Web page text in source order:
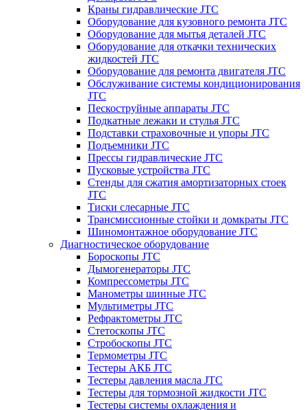
Краны гидравлические JTC
Оборудование для кузовного ремонта JTC
Оборудование для мытья деталей JTC
Оборудование для откачки технических
жидкостей JTC
Оборудование для ремонта двигателя JTC
Обслуживание системы кондиционирования
JTC
Пескоструйные аппараты JTC
Подкатные лежаки и стулья JTC
Подставки страховочные и упоры JTC
Подъемники JTC
Прессы гидравлические JTC
Пусковые устройства JTC
Стенды для сжатия амортизаторных стоек
JTC
Тиски слесарные JTC
Трансмиссионные стойки и домкраты JTC
Шиномонтажное оборудование JTC
Диагностическое оборудование
Бороскопы JTC
Дымогенераторы JTC
Компрессометры JTC
Манометры шинные JTC
Мультиметры JTC
Рефрактометры JTC
Стетоскопы JTC
Стробоскопы JTC
Термометры JTC
Тестеры АКБ JTC
Тестеры давления масла JTC
Тестеры для тормозной жидкости JTC
Тестеры системы охлаждения и